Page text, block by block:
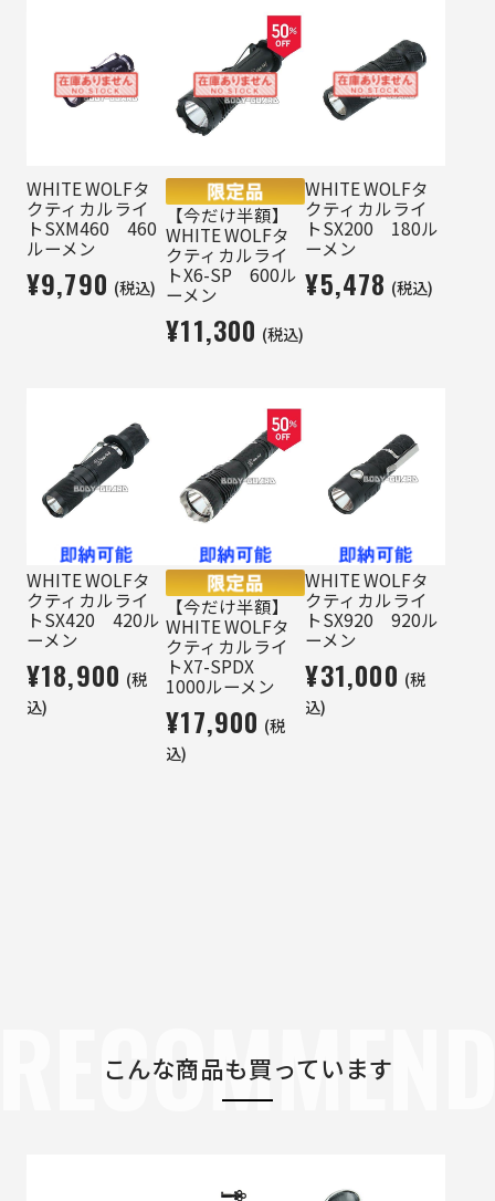
WHITE WOLFタ
クティカルライ
トSXM460 460
ルーメン
¥9,790 (税込)
【今だけ半額】
WHITE WOLFタ
クティカルライ
トX6-SP 600ル
ーメン
¥11,300 (税込)
WHITE WOLFタ
クティカルライ
トSX200 180ル
ーメン
¥5,478 (税込)
WHITE WOLFタ
クティカルライ
トSX420 420ル
ーメン
¥18,900 (税
込)
【今だけ半額】
WHITE WOLFタ
クティカルライ
トX7-SPDX
1000ルーメン
¥17,900 (税
込)
WHITE WOLFタ
クティカルライ
トSX920 920ル
ーメン
¥31,000 (税
込)
こんな商品も買っています